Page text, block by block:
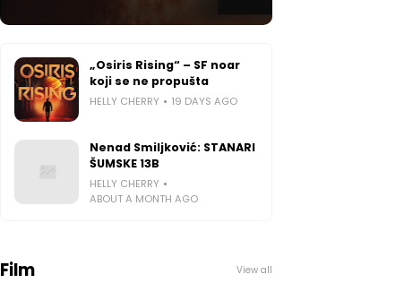
„Osiris Rising“ – SF noar
koji se ne propušta
HELLY CHERRY 19 DAYS AGO
Nenad Smiljković: STANARI
ŠUMSKE 13B
HELLY CHERRY
ABOUT A MONTH AGO
Film View all